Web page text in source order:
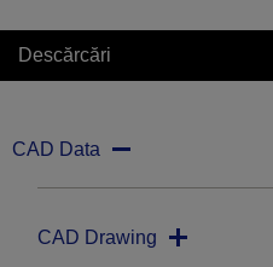
Descărcări
CAD Data
CAD Drawing